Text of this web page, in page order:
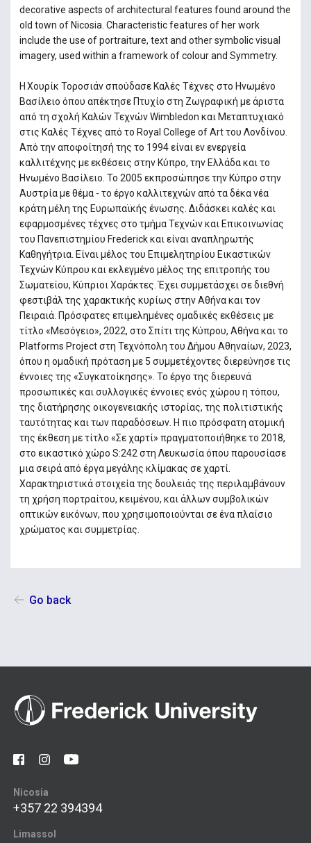
decorative aspects of architectural features found around the
old town of Nicosia. Characteristic features of her work
include the use of portraiture, text and other symbolic visual
imagery, used within a framework of colour and Symmetry.
Η Χουρίκ Τοροσιάν σπούδασε Καλές Τέχνες στο Ηνωμένο
Βασίλειο όπου απέκτησε Πτυχίο στη Ζωγραφική με άριστα
από τη σχολή Καλών Τεχνών Wimbledon και Μεταπτυχιακό
στις Καλές Τέχνες από το Royal College of Art του Λονδίνου.
Από την αποφοίτησή της το 1994 είναι εν ενεργεία
καλλιτέχνης με εκθέσεις στην Κύπρο, την Ελλάδα και το
Ηνωμένο Βασίλειο. Το 2005 εκπροσώπησε την Κύπρο στην
Αυστρία με θέμα - το έργο καλλιτεχνών από τα δέκα νέα
κράτη μέλη της Ευρωπαϊκής ένωσης. Διδάσκει καλές και
εφαρμοσμένες τέχνες στο τμήμα Τεχνών και Επικοινωνίας
του Πανεπιστημίου Frederick και είναι αναπληρωτής
Καθηγήτρια. Είναι μέλος του Επιμελητηρίου Εικαστικών
Τεχνών Κύπρου και εκλεγμένο μέλος της επιτροπής του
Σωματείου, Κύπριοι Χαράκτες. Έχει συμμετάσχει σε διεθνή
φεστιβάλ της χαρακτικής κυρίως στην Αθήνα και τον
Πειραιά. Πρόσφατες επιμελημένες ομαδικές εκθέσεις με
τίτλο «Μεσόγειο», 2022, στο Σπίτι της Κύπρου, Αθήνα και το
Platforms Project στη Τεχνόπολη του Δήμου Αθηναίων, 2023,
όπου η ομαδική πρόταση με 5 συμμετέχοντες διερεύνησε τις
έννοιες της «Συγκατοίκησης». Το έργο της διερευνά
προσωπικές και συλλογικές έννοιες ενός χώρου η τόπου,
της διατήρησης οικογενειακής ιστορίας, της πολιτιστικής
ταυτότητας και των παραδόσεων. Η πιο πρόσφατη ατομική
της έκθεση με τίτλο «Σε χαρτί» πραγματοποιήθηκε το 2018,
στο εικαστικό χώρο S:242 στη Λευκωσία όπου παρουσίασε
μια σειρά από έργα μεγάλης κλίμακας σε χαρτί.
Χαρακτηριστικά στοιχεία της δουλειάς της περιλαμβάνουν
τη χρήση πορτραίτου, κειμένου, και άλλων συμβολικών
οπτικών εικόνων, που χρησιμοποιούνται σε ένα πλαίσιο
χρώματος και συμμετρίας.
Go back
Nicosia
+357 22 394394
Limassol